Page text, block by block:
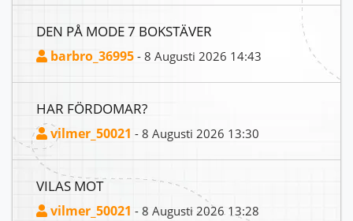
DEN PÅ MODE 7 BOKSTÄVER
barbro_36995 - 8 Augusti 2026 14:43
HAR FÖRDOMAR?
vilmer_50021 - 8 Augusti 2026 13:30
VILAS MOT
vilmer_50021 - 8 Augusti 2026 13:28